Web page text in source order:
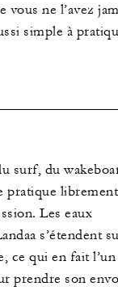
vous ne l’avez
simple à
surf, du
pratique
Les eaux
s’étendent
ce qui en fait l’un
prendre son